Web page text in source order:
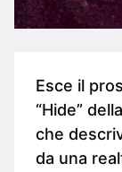
Esce il
“Hide”
che
da una